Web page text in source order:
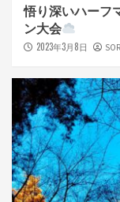
悟り深いハーフ
ン大会
2023年3月8日